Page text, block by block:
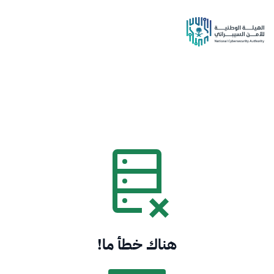
هناك خطأ ما!